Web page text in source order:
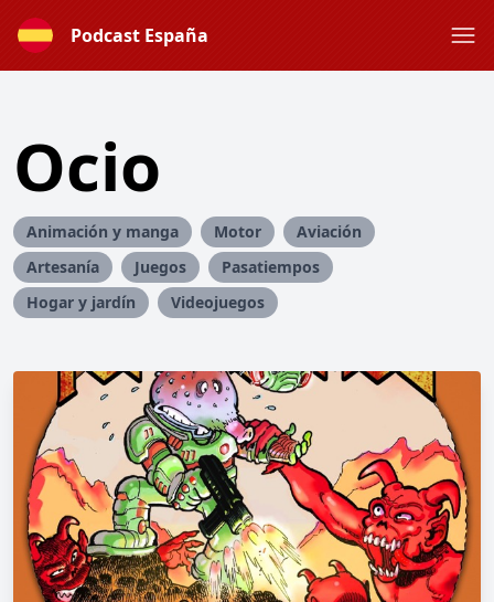
Podcast España
Ocio
Animación y manga Motor
Aviación
Artesanía
Juegos
Pasatiempos
Hogar y jardín
Videojuegos